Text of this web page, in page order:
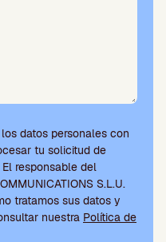
datos personales con
tu solicitud de
responsable del
S.L.U.
tratamos sus datos y
nuestra Política de